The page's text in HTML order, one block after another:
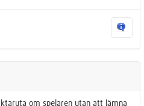
om spelaren utan att lämna